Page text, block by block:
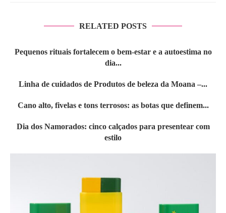
RELATED POSTS
Pequenos rituais fortalecem o bem-estar e a autoestima no
dia...
Linha de cuidados de Produtos de beleza da Moana –...
Cano alto, fivelas e tons terrosos: as botas que definem...
Dia dos Namorados: cinco calçados para presentear com
estilo